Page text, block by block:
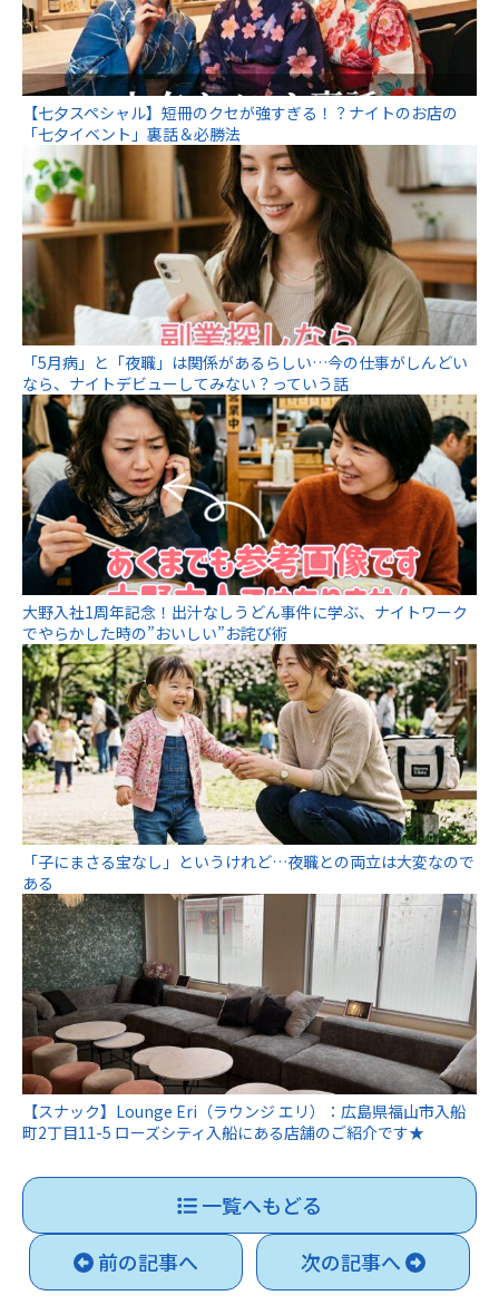
【七夕スペシャル】短冊のクセが強すぎる！？ナイトのお店の
「七夕イベント」裏話＆必勝法
「5月病」と「夜職」は関係があるらしい…今の仕事がしんどい
なら、ナイトデビューしてみない？っていう話
大野入社1周年記念！出汁なしうどん事件に学ぶ、ナイトワーク
でやらかした時の”おいしい”お詫び術
「子にまさる宝なし」というけれど…夜職との両立は大変なので
ある
【スナック】Lounge Eri（ラウンジ エリ）：広島県福山市入船
町2丁目11-5 ローズシティ入船にある店舗のご紹介です★
一覧へもどる
前の記事へ
次の記事へ